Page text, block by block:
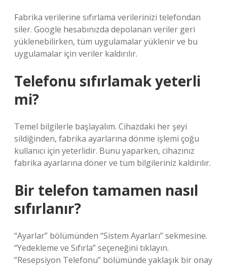
Fabrika verilerine sıfırlama verilerinizi telefondan
siler. Google hesabınızda depolanan veriler geri
yüklenebilirken, tüm uygulamalar yüklenir ve bu
uygulamalar için veriler kaldırılır.
Telefonu sıfırlamak yeterli
mi?
Temel bilgilerle başlayalım. Cihazdaki her şeyi
sildiğinden, fabrika ayarlarına dönme işlemi çoğu
kullanıcı için yeterlidir. Bunu yaparken, cihazınız
fabrika ayarlarına döner ve tüm bilgileriniz kaldırılır.
Bir telefon tamamen nasıl
sıfırlanır?
“Ayarlar” bölümünden “Sistem Ayarları” sekmesine.
“Yedekleme ve Sıfırla” seçeneğini tıklayın.
“Resepsiyon Telefonu” bölümünde yaklaşık bir onay